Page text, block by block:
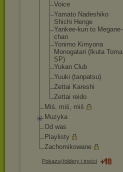
Voice
Yamato Nadeshiko
Shichi Henge
Yankee-kun to Megane-
chan
Yonimo Kimyona
Monogatari (Ikuta Toma
SP)
Yukan Club
Yuuki (tanpatsu)
Zettai Kareshi
Zettai reido
Miś, miś, miś
Muzyka
Od was
Playlisty
Zachomikowane
Pokazuj foldery i treści